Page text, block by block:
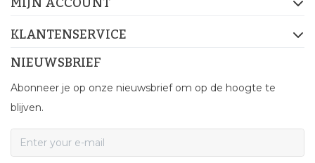
KLANTENSERVICE
NIEUWSBRIEF
Abonneer je op onze nieuwsbrief om op de hoogte te
blijven.